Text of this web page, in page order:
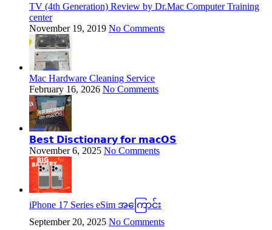
TV (4th Generation) Review by Dr.Mac Computer Training
center
November 19, 2019 No Comments
Mac Hardware Cleaning Service
February 16, 2026 No Comments
𝗕𝗲𝘀𝘁 𝗗𝗶𝘀𝗰𝘁𝗶𝗼𝗻𝗮𝗿𝘆 𝗳𝗼𝗿 𝗺𝗮𝗰𝗢𝗦
November 6, 2025 No Comments
iPhone 17 Series eSim အကြောင်း
September 20, 2025 No Comments